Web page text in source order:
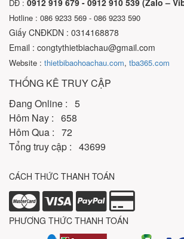
DĐ : 0912 919 679 - 0912 910 539 (Zalo –
Hotline : 086 9233 569 - 086 9233 590
Giấy CNĐKDN : 0314168878
Email : congtythietbiachau@gmail.com
Website : thietbibaohoachau.com, tba365.com
THỐNG KÊ TRUY CẬP
Đang Online : 5
Hôm Nay : 658
Hôm Qua : 72
Tổng truy cập : 43699
CÁCH THỨC THANH TOÁN
PHƯƠNG THỨC THANH TOÁN